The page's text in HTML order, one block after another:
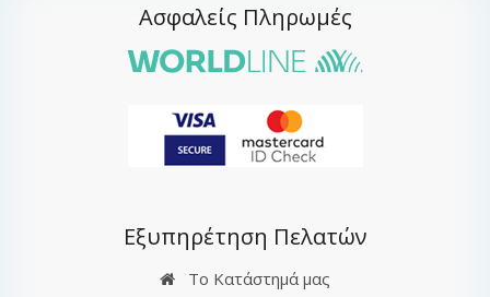
Ασφαλείς Πληρωμές
Εξυπηρέτηση Πελατών
Το Κατάστημά μας